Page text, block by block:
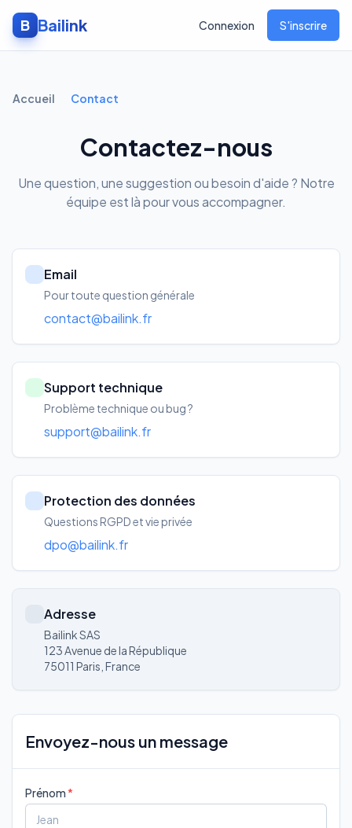
B Bailink Connexion S'inscrire
Accueil Contact
Contactez-nous
Une question, une suggestion ou besoin d'aide ? Notre
équipe est là pour vous accompagner.
Email
Pour toute question générale
contact@bailink.fr
Support technique
Problème technique ou bug ?
support@bailink.fr
Protection des données
Questions RGPD et vie privée
dpo@bailink.fr
Adresse
Bailink SAS
123 Avenue de la République
75011 Paris, France
Envoyez-nous un message
Prénom